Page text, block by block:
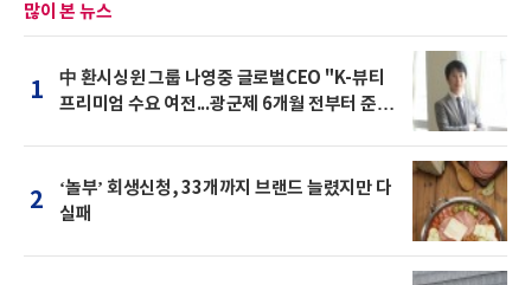
많이 본 뉴스
1
中 환시싱윈 그룹 나영중 글로벌CEO "K-뷰티
프리미엄 수요 여전...광군제 6개월 전부터 준비
2
‘놀부’ 회생신청, 33개까지 브랜드 늘렸지만 다
실패